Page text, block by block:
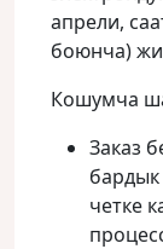
апрели,
боюнча)
Кошумча
Заказ
четке